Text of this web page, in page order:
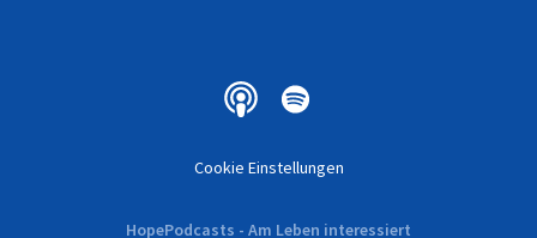
Cookie Einstellungen
HopePodcasts - Am Leben interessiert